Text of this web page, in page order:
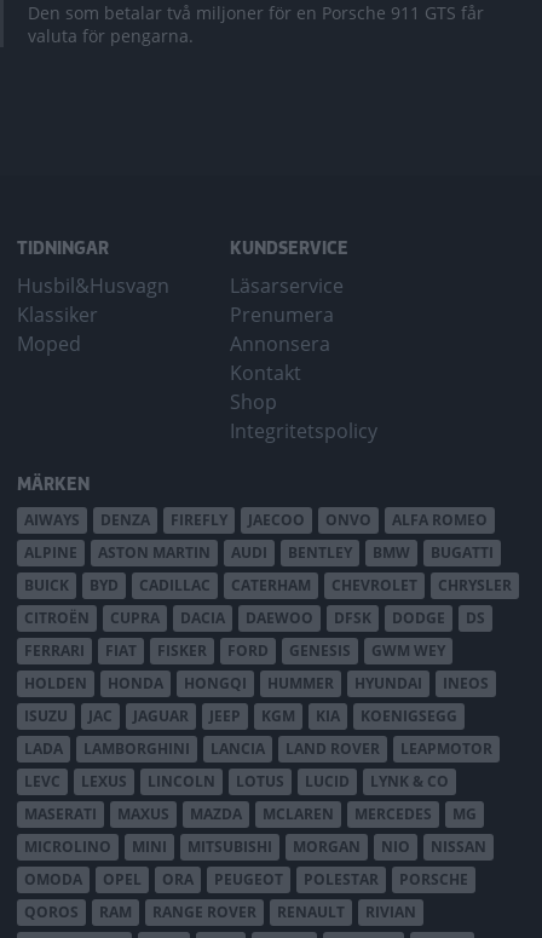
Den som betalar två miljoner för en Porsche 911 GTS får
valuta för pengarna.
TIDNINGAR
Husbil&Husvagn
Klassiker
Moped
KUNDSERVICE
Läsarservice
Prenumera
Annonsera
Kontakt
Shop
Integritetspolicy
MÄRKEN
AIWAYS DENZA FIREFLY JAECOO ONVO
ALFA ROMEO
ALPINE
ASTON MARTIN AUDI BENTLEY BMW
BUGATTI
BUICK
BYD CADILLAC CATERHAM CHEVROLET
CHRYSLER
CITROËN
CUPRA DACIA DAEWOO DFSK DODGE
DS
FERRARI
FIAT FISKER FORD GENESIS
GWM WEY
HOLDEN
HONDA HONGQI HUMMER HYUNDAI
INEOS
ISUZU
JAC JAGUAR JEEP KGM KIA
KOENIGSEGG
LADA
LAMBORGHINI LANCIA LAND ROVER
LEAPMOTOR
LEVC
LEXUS LINCOLN LOTUS LUCID
LYNK & CO
MASERATI
MAXUS MAZDA MCLAREN MERCEDES
MG
MICROLINO
MINI MITSUBISHI MORGAN NIO
NISSAN
OMODA
OPEL ORA PEUGEOT POLESTAR
PORSCHE
QOROS
RAM RANGE ROVER RENAULT
RIVIAN